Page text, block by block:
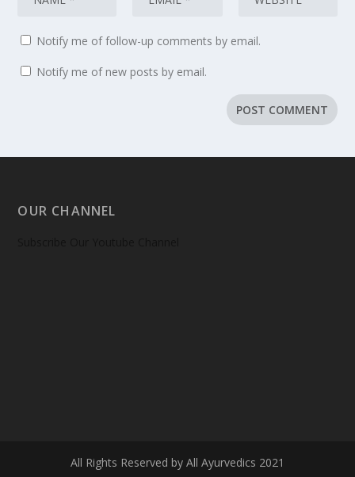
Notify me of follow-up comments by email.
Notify me of new posts by email.
OUR CHANNEL
All Rights Reserved by All Ayurvedics 2021